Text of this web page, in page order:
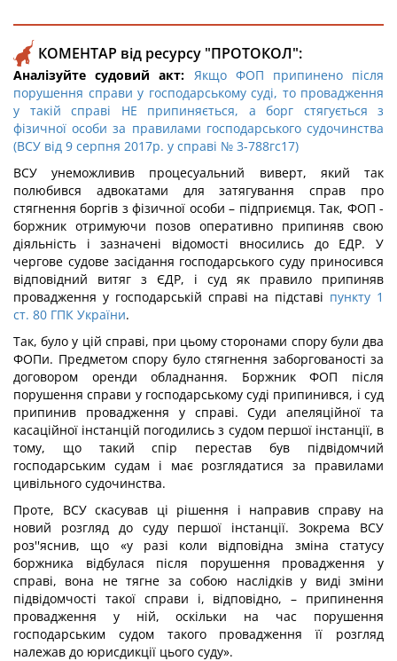
КОМЕНТАР від ресурсу "ПРОТОКОЛ":
Аналізуйте судовий акт: Якщо ФОП припинено після
порушення справи у господарському суді, то провадження
у такій справі НЕ припиняється, а борг стягується з
фізичної особи за правилами господарського судочинства
(ВСУ від 9 серпня 2017р. у справі № 3-788гс17)
ВСУ унеможливив процесуальний виверт, який так
полюбився адвокатами для затягування справ про
стягнення боргів з фізичної особи – підприємця. Так, ФОП -
боржник отримуючи позов оперативно припиняв свою
діяльність і зазначені відомості вносились до ЕДР. У
чергове судове засідання господарського суду приносився
відповідний витяг з ЄДР, і суд як правило припиняв
провадження у господарській справі на підставі пункту 1
ст. 80 ГПК України.
Так, було у цій справі, при цьому сторонами спору були два
ФОПи. Предметом спору було стягнення заборгованості за
договором оренди обладнання. Боржник ФОП після
порушення справи у господарському суді припинився, і суд
припинив провадження у справі. Суди апеляційної та
касаційної інстанцій погодились з судом першої інстанції, в
тому, що такий спір перестав був підвідомчий
господарським судам і має розглядатися за правилами
цивільного судочинства.
Проте, ВСУ скасував ці рішення і направив справу на
новий розгляд до суду першої інстанції. Зокрема ВСУ
роз''яснив, що «у разі коли відповідна зміна статусу
боржника відбулася після порушення провадження у
справі, вона не тягне за собою наслідків у виді зміни
підвідомчості такої справи і, відповідно, – припинення
провадження у ній, оскільки на час порушення
господарським судом такого провадження її розгляд
належав до юрисдикції цього суду».